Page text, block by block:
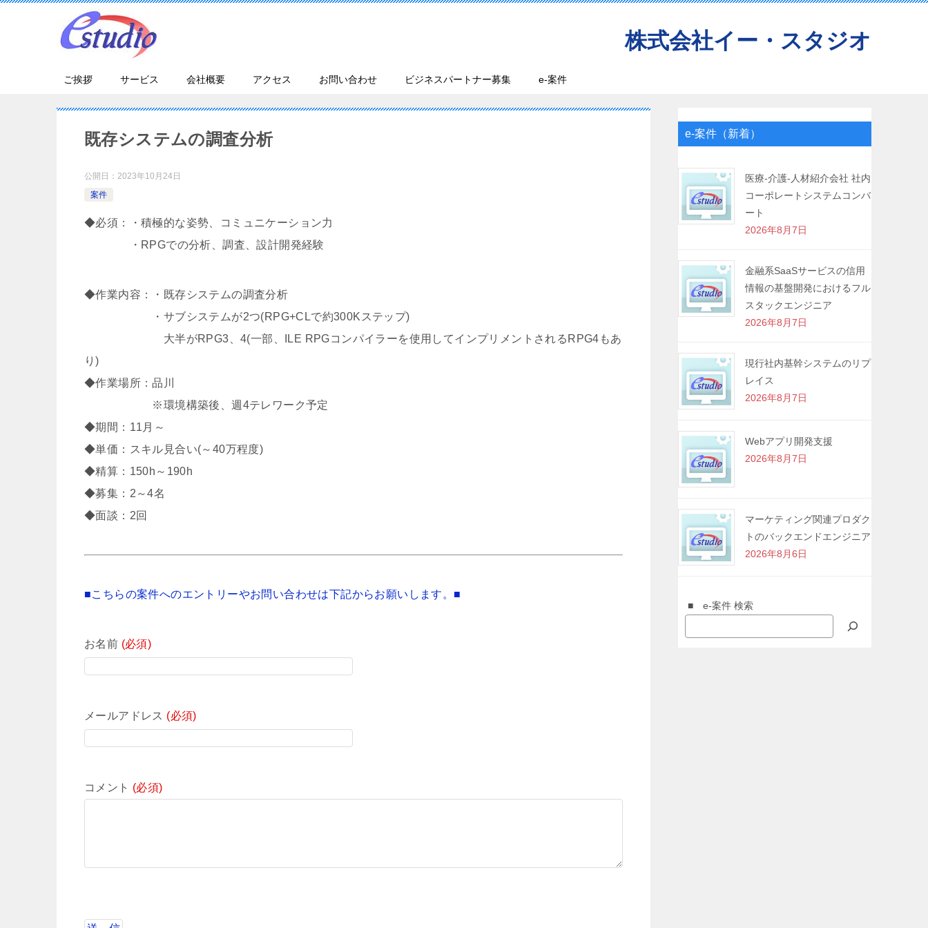
株式会社イー・スタジオ
ご挨拶 サービス 会社概要 アクセス お問い合わせ ビジネスパートナー募集 e-案件
既存システムの調査分析
公開日： 2023年10月24日
案件
◆必須：・積極的な姿勢、コミュニケーション力
・RPGでの分析、調査、設計開発経験
◆作業内容：・既存システムの調査分析
・サブシステムが2つ(RPG+CLで約300Kステップ)
大半がRPG3、4(一部、ILE RPGコンパイラーを使用してインプリメントされるRPG4もあ
り)
◆作業場所：品川
※環境構築後、週4テレワーク予定
◆期間：11月～
◆単価：スキル見合い(～40万程度)
◆精算：150h～190h
◆募集：2～4名
◆面談：2回
■こちらの案件へのエントリーやお問い合わせは下記からお願いします。■
お名前 (必須)
メールアドレス (必須)
コメント (必須)
e-案件（新着）
医療-介護-人材紹介会社 社内
コーポレートシステムコンバ
ート
2026年8月7日
金融系SaaSサービスの信用
情報の基盤開発におけるフル
スタックエンジニア
2026年8月7日
現行社内基幹システムのリプ
レイス
2026年8月7日
Webアプリ開発支援
2026年8月7日
マーケティング関連プロダク
トのバックエンドエンジニア
2026年8月6日
■ e-案件 検索